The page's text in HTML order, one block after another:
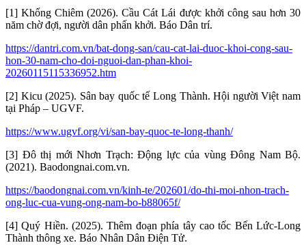
[1] Khổng Chiêm (2026). Cầu Cát Lái được khởi công sau hơn 30
năm chờ đợi, người dân phấn khởi. Báo Dân trí.
https://dantri.com.vn/bat-dong-san/cau-cat-lai-duoc-khoi-cong-sau-
hon-30-nam-cho-doi-nguoi-dan-phan-khoi-
20260115115336952.htm
[2] Kicu (2025). Sân bay quốc tế Long Thành. Hội người Việt nam
tại Pháp – UGVF.
https://www.ugvf.org/vi/san-bay-quoc-te-long-thanh/
[3] Đô thị mới Nhơn Trạch: Ðộng lực của vùng Ðông Nam Bộ.
(2021). Baodongnai.com.vn.
https://baodongnai.com.vn/kinh-te/202601/do-thi-moi-nhon-trach-
ong-luc-cua-vung-ong-nam-bo-b88065f/
[4] Quý Hiền. (2025). Thêm đoạn phía tây cao tốc Bến Lức-Long
Thành thông xe. Báo Nhân Dân Điện Tử.